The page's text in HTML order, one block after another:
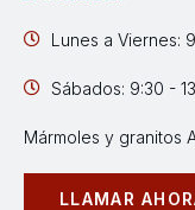
Lunes a Viernes:
Sábados: 9:30 -
Mármoles y granitos
LLAMAR